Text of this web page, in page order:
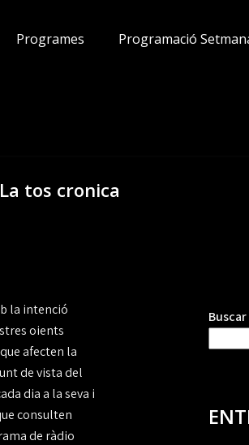
Programes Programació
tos cronica
la intenció
oients
afecten la
de vista del
dia a la seva i
consulten
de ràdio
Buscar